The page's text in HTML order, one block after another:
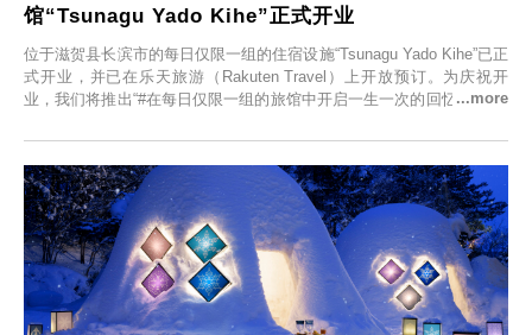
馆“Tsunagu Yado Kihe”正式开业
位于滋贺县长滨市的每日仅限一组的住宿设施“Tsunagu Yado Kihe”已正
式开业，并已在乐天旅游（Rakuten Travel）上开放预订。为庆祝开
业，我们将推出“#在每日仅限一组的旅馆中开启一生一次的回忆之旅”活
在此与重要之人共度一段难忘的特别时光。